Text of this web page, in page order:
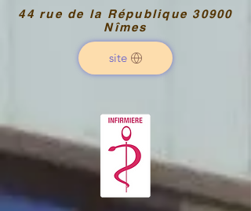
44 rue de la République 30900
Nîmes
site